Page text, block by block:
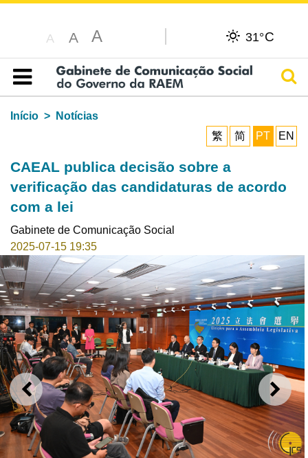
A A A 31°C
Índice
Início
Notícias
繁
简 PT EN
CAEAL publica decisão sobre a
verificação das candidaturas de acordo
com a lei
Gabinete de Comunicação Social
2025-07-15 19:35
ANTERIOR